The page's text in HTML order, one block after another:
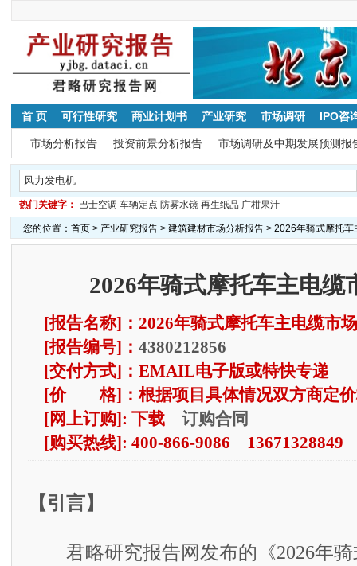
首 页 可行性研究 商业计划书 产业研究 市场调研 IPO咨
市场分析报告 投资前景分析报告 市场调研及中期发展预测报
热门关键字： 巴士空调 车辆定点 防雾水镜 再生纸品 广柑果汁
您的位置： 首页> 产业研究报告> 建筑建材市场分析报告> 2026年骑式摩托车
2026年骑式摩托车主电缆
[报告名称]：2026年骑式摩托车主电缆市
[报告编号]： 4380212856
[交付方式]：EMAIL电子版或特快专递
[价 格]：根据项目具体情况双方商定
[网上订购]: 下载 订购合同
[购买热线]: 400-866-9086 13671328849
【引言】
君略研究报告网发布的《2026年骑